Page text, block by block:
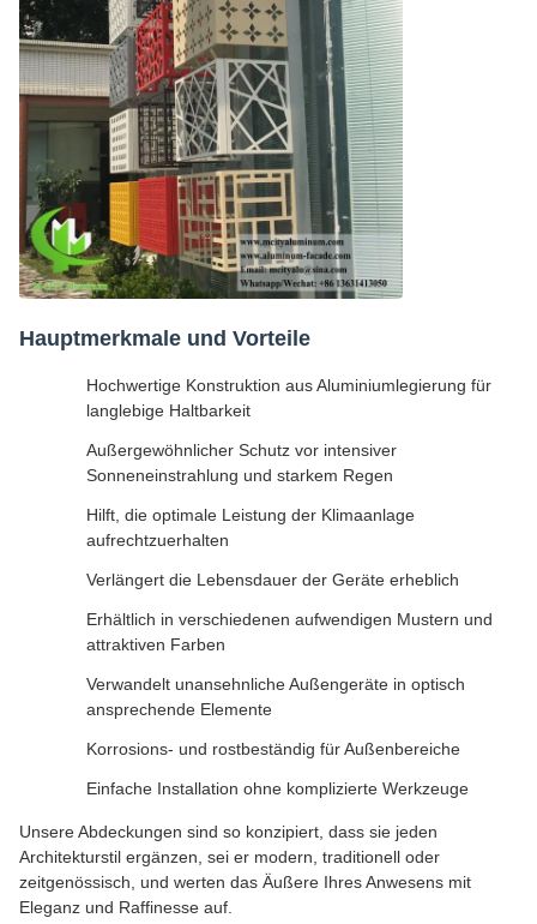
Hauptmerkmale und Vorteile
Hochwertige Konstruktion aus Aluminiumlegierung für
langlebige Haltbarkeit
Außergewöhnlicher Schutz vor intensiver
Sonneneinstrahlung und starkem Regen
Hilft, die optimale Leistung der Klimaanlage
aufrechtzuerhalten
Verlängert die Lebensdauer der Geräte erheblich
Erhältlich in verschiedenen aufwendigen Mustern und
attraktiven Farben
Verwandelt unansehnliche Außengeräte in optisch
ansprechende Elemente
Korrosions- und rostbeständig für Außenbereiche
Einfache Installation ohne komplizierte Werkzeuge
Unsere Abdeckungen sind so konzipiert, dass sie jeden
Architekturstil ergänzen, sei er modern, traditionell oder
zeitgenössisch, und werten das Äußere Ihres Anwesens mit
Eleganz und Raffinesse auf.